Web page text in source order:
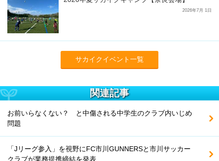
2026年7月 1日
サカイクイベント一覧
関連記事
お前いらなくない？ と中傷される中学生のクラブ内いじめ
問題
「Jリーグ参入」を視野にFC市川GUNNERSと市川サッカー
クラブが業務提携締結を発表